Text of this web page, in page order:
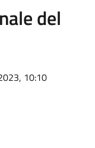
del
10:10